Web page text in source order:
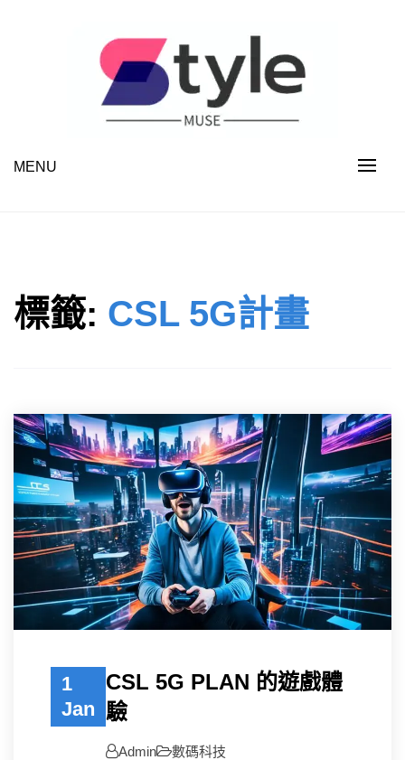
STYLE MUSE
MENU
標籤: CSL 5G計畫
1
Jan
CSL 5G PLAN 的遊戲體
驗
Admin 數碼科技